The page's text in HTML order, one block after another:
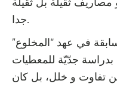
ثقيلة بل ثقيلة
جدا.
في عهد “المخلوع”
بدراسة جدّيّة للمعطيات
من تفاوت و خلل، بل كان